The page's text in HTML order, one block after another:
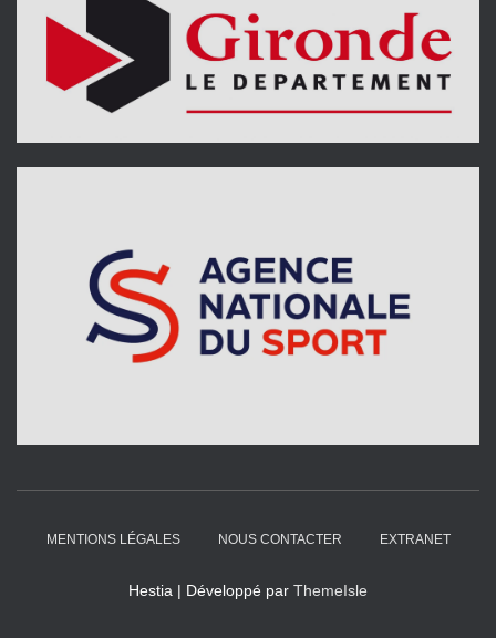
MENTIONS LÉGALES NOUS CONTACTER EXTRANET
Hestia | Développé par ThemeIsle